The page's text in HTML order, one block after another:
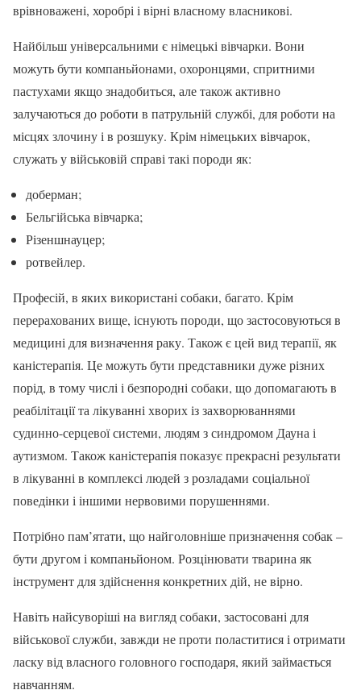
врівноважені, хоробрі і вірні власному власникові.
Найбільш універсальними є німецькі вівчарки. Вони
можуть бути компаньйонами, охоронцями, спритними
пастухами якщо знадобиться, але також активно
залучаються до роботи в патрульній службі, для роботи на
місцях злочину і в розшуку. Крім німецьких вівчарок,
служать у військовій справі такі породи як:
доберман;
Бельгійська вівчарка;
Різеншнауцер;
ротвейлер.
Професій, в яких використані собаки, багато. Крім
перерахованих вище, існують породи, що застосовуються в
медицині для визначення раку. Також є цей вид терапії, як
каністерапія. Це можуть бути представники дуже різних
порід, в тому числі і безпородні собаки, що допомагають в
реабілітації та лікуванні хворих із захворюваннями
судинно-серцевої системи, людям з синдромом Дауна і
аутизмом. Також каністерапія показує прекрасні результати
в лікуванні в комплексі людей з розладами соціальної
поведінки і іншими нервовими порушеннями.
Потрібно пам’ятати, що найголовніше призначення собак –
бути другом і компаньйоном. Розцінювати тварина як
інструмент для здійснення конкретних дій, не вірно.
Навіть найсуворіші на вигляд собаки, застосовані для
військової служби, завжди не проти поластитися і отримати
ласку від власного головного господаря, який займається
навчанням.